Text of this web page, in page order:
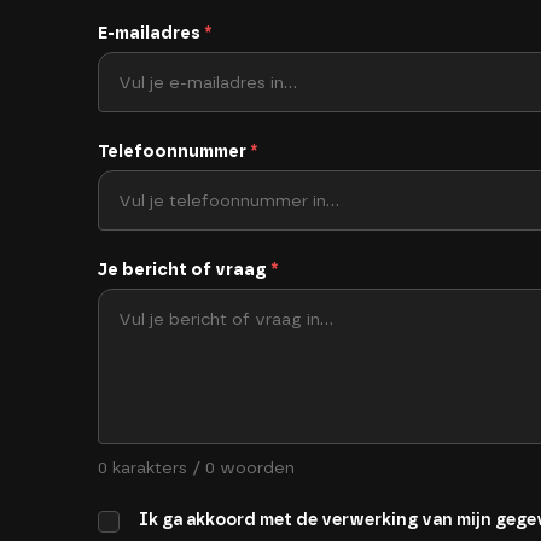
E-mailadres *
Telefoonnummer *
Je bericht of vraag *
0 karakters / 0 woorden
Ik ga akkoord met de verwerking van mijn